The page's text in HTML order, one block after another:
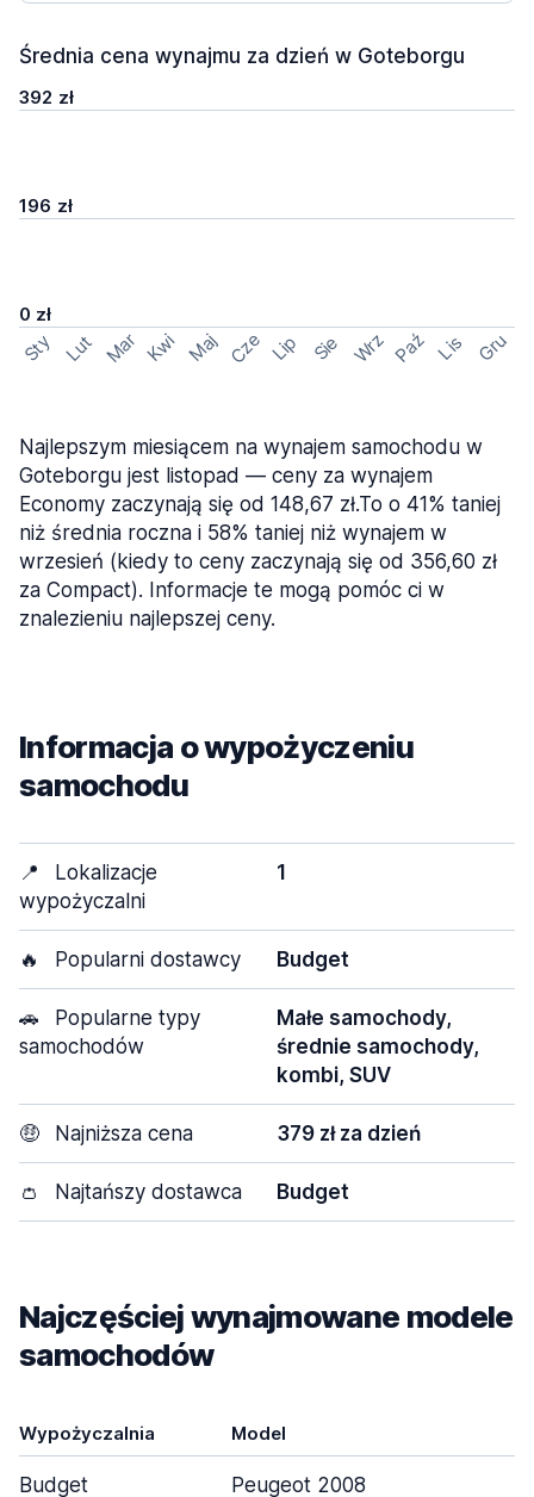
Średnia cena wynajmu za dzień w Goteborgu
392 zł
196 zł
0 zł
Sty Lut Mar Kwi Maj Cze Lip Sie Wrz Paź Lis Gru
Najlepszym miesiącem na wynajem samochodu w
Goteborgu jest listopad — ceny za wynajem
Economy zaczynają się od 148,67 zł.To o 41% taniej
niż średnia roczna i 58% taniej niż wynajem w
wrzesień (kiedy to ceny zaczynają się od 356,60 zł
za Compact). Informacje te mogą pomóc ci w
znalezieniu najlepszej ceny.
Informacja o wypożyczeniu
samochodu
📍
Lokalizacje
wypożyczalni
1
🔥 Popularni dostawcy Budget
🚗
Popularne typy
samochodów
Małe samochody,
średnie samochody,
kombi, SUV
🤑 Najniższa cena 379 zł za dzień
👛 Najtańszy dostawca Budget
Najczęściej wynajmowane modele
samochodów
Wypożyczalnia Model
Budget Peugeot 2008